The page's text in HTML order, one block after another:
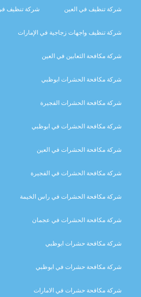
شركة تنظيف في العين شركة تنظيف
شركة تنظيف واجهات زجاجية في الإمارات
شركة مكافحة الثعابين في العين
شركة مكافحة الحشرات ابوظبي
شركة مكافحة الحشرات الفجيرة
شركة مكافحة الحشرات في ابوظبي
شركة مكافحة الحشرات في العين
شركة مكافحة الحشرات في الفجيرة
شركة مكافحة الحشرات في راس الخيمة
شركة مكافحة الحشرات في عجمان
شركة مكافحة حشرات ابوظبي
شركة مكافحة حشرات في ابوظبي
شركة مكافحة حشرات في الامارات